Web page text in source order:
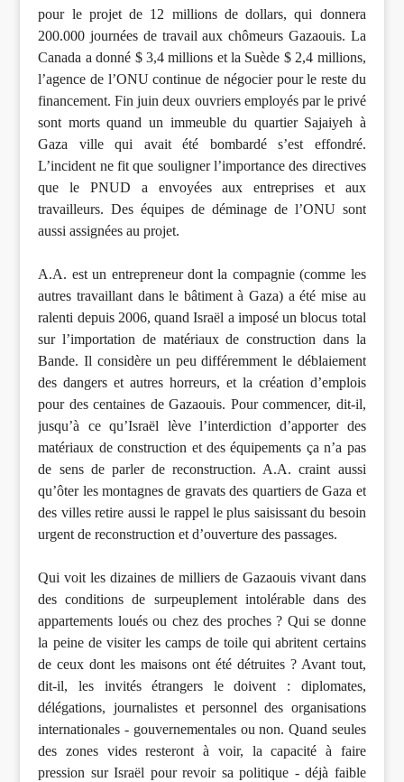
pour le projet de 12 millions de dollars, qui donnera
200.000 journées de travail aux chômeurs Gazaouis. La
Canada a donné $ 3,4 millions et la Suède $ 2,4 millions,
l’agence de l’ONU continue de négocier pour le reste du
financement. Fin juin deux ouvriers employés par le privé
sont morts quand un immeuble du quartier Sajaiyeh à
Gaza ville qui avait été bombardé s’est effondré.
L’incident ne fit que souligner l’importance des directives
que le PNUD a envoyées aux entreprises et aux
travailleurs. Des équipes de déminage de l’ONU sont
aussi assignées au projet.
A.A. est un entrepreneur dont la compagnie (comme les
autres travaillant dans le bâtiment à Gaza) a été mise au
ralenti depuis 2006, quand Israël a imposé un blocus total
sur l’importation de matériaux de construction dans la
Bande. Il considère un peu différemment le déblaiement
des dangers et autres horreurs, et la création d’emplois
pour des centaines de Gazaouis. Pour commencer, dit-il,
jusqu’à ce qu’Israël lève l’interdiction d’apporter des
matériaux de construction et des équipements ça n’a pas
de sens de parler de reconstruction. A.A. craint aussi
qu’ôter les montagnes de gravats des quartiers de Gaza et
des villes retire aussi le rappel le plus saisissant du besoin
urgent de reconstruction et d’ouverture des passages.
Qui voit les dizaines de milliers de Gazaouis vivant dans
des conditions de surpeuplement intolérable dans des
appartements loués ou chez des proches ? Qui se donne
la peine de visiter les camps de toile qui abritent certains
de ceux dont les maisons ont été détruites ? Avant tout,
dit-il, les invités étrangers le doivent : diplomates,
délégations, journalistes et personnel des organisations
internationales - gouvernementales ou non. Quand seules
des zones vides resteront à voir, la capacité à faire
pression sur Israël pour revoir sa politique - déjà faible